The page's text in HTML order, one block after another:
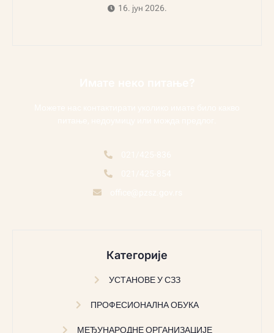
16. јун 2026.
Категорије
УСТАНОВЕ У СЗЗ
ПРОФЕСИОНАЛНА ОБУКА
МЕЂУНАРОДНЕ ОРГАНИЗАЦИЈЕ